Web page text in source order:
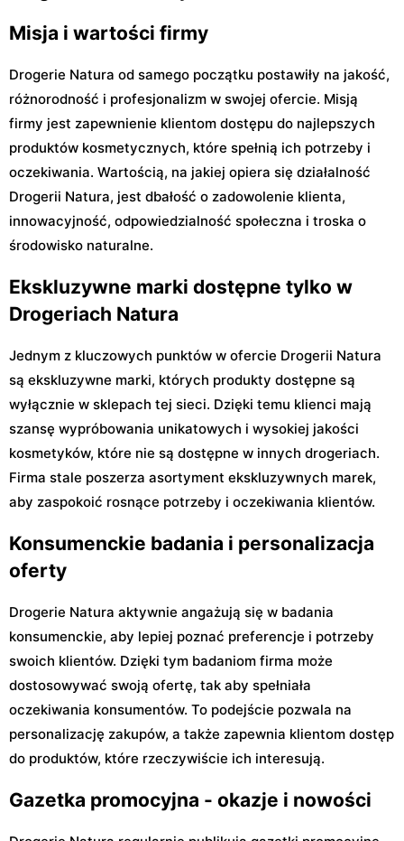
Misja i wartości firmy
Drogerie Natura od samego początku postawiły na jakość,
różnorodność i profesjonalizm w swojej ofercie. Misją
firmy jest zapewnienie klientom dostępu do najlepszych
produktów kosmetycznych, które spełnią ich potrzeby i
oczekiwania. Wartością, na jakiej opiera się działalność
Drogerii Natura, jest dbałość o zadowolenie klienta,
innowacyjność, odpowiedzialność społeczna i troska o
środowisko naturalne.
Ekskluzywne marki dostępne tylko w
Drogeriach Natura
Jednym z kluczowych punktów w ofercie Drogerii Natura
są ekskluzywne marki, których produkty dostępne są
wyłącznie w sklepach tej sieci. Dzięki temu klienci mają
szansę wypróbowania unikatowych i wysokiej jakości
kosmetyków, które nie są dostępne w innych drogeriach.
Firma stale poszerza asortyment ekskluzywnych marek,
aby zaspokoić rosnące potrzeby i oczekiwania klientów.
Konsumenckie badania i personalizacja
oferty
Drogerie Natura aktywnie angażują się w badania
konsumenckie, aby lepiej poznać preferencje i potrzeby
swoich klientów. Dzięki tym badaniom firma może
dostosowywać swoją ofertę, tak aby spełniała
oczekiwania konsumentów. To podejście pozwala na
personalizację zakupów, a także zapewnia klientom dostęp
do produktów, które rzeczywiście ich interesują.
Gazetka promocyjna - okazje i nowości